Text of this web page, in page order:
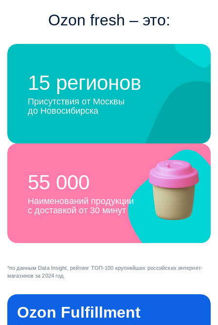
Ozon fresh ‒ это:
15 регионов
Присутствия от Москвы
до Новосибирска
55 000
Наименований продукции
с доставкой от 30 минут
*по данным Data Insight, рейтинг ТОП-100 крупнейших российских интернет-
магазинов за 2024 год.
Ozon Fulfillment